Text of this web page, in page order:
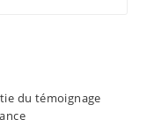
du témoignage